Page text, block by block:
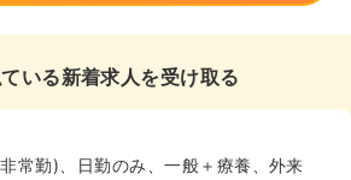
いる新着求人を受け取る
常勤)、日勤のみ、一般＋療養、外来